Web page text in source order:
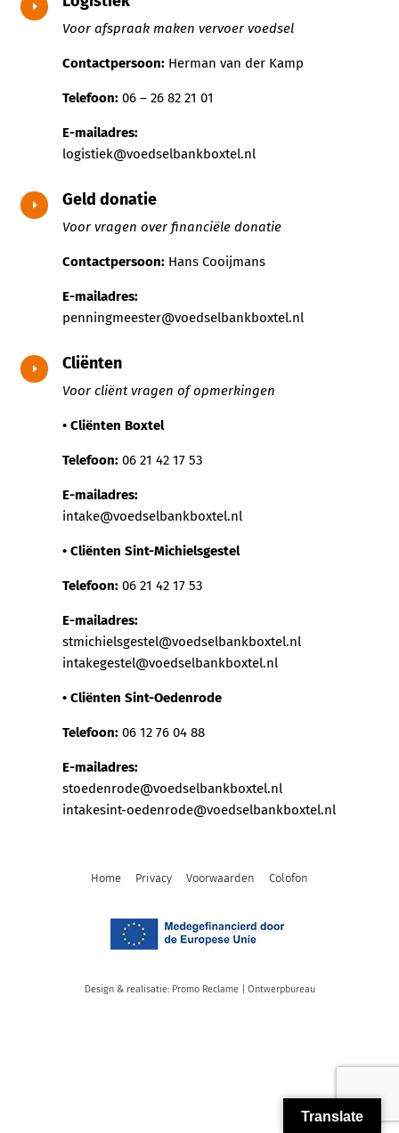
E
Voor afspraak maken vervoer voedsel
Contactpersoon:Herman van der Kamp
Telefoon: 06 – 26 82 21 01
E-mailadres:
logistiek@voedselbankboxtel.nl
E Geld donatie
Voor vragen over financiële donatie
Contactpersoon:Hans Cooijmans
E-mailadres:
penningmeester@voedselbankboxtel.nl
E Cliënten
Voor cliënt vragen of opmerkingen
• Cliënten Boxtel
Telefoon: 06 21 42 17 53
E-mailadres:
intake@voedselbankboxtel.nl
• Cliënten Sint-Michielsgestel
Telefoon: 06 21 42 17 53
E-mailadres:
stmichielsgestel@voedselbankboxtel.nl
intakegestel@voedselbankboxtel.nl
• Cliënten Sint-Oedenrode
Telefoon: 06 12 76 04 88
E-mailadres:
stoedenrode@voedselbankboxtel.nl
intakesint-oedenrode@voedselbankboxtel.nl
Home Privacy Voorwaarden Colofon
Design & realisatie: Promo Reclame | Ontwerpbureau
Translate